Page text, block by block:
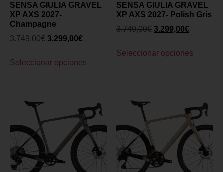
SENSA GIULIA GRAVEL
XP AXS 2027-
Champagne
3.749,00€ 3.299,00€
Seleccionar opciones
SENSA GIULIA GRAVEL
XP AXS 2027- Polish Gris
3.749,00€ 3.299,00€
Seleccionar opciones